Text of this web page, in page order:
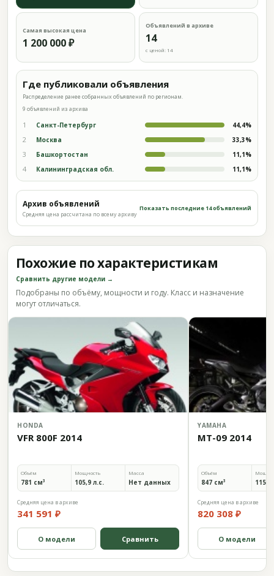
Самая высокая цена
1 200 000 ₽
Объявлений в архиве
14
с ценой: 14
Где публиковали объявления
Распределение ранее собранных объявлений по регионам.
9 объявлений из архива
1 Санкт-Петербург 44,4%
2 Москва 33,3%
3 Башкортостан 11,1%
4 Калининградская обл. 11,1%
Архив объявлений
Средняя цена рассчитана по всему архиву
Показать последние 14 объявлений
Похожие по характеристикам
Сравнить другие модели →
Подобраны по объёму, мощности и году. Класс и назначение
могут отличаться.
HONDA
VFR 800F 2014
Объём
781 см³
Мощность
105,9 л.с.
Масса
Нет данных
Средняя цена в архиве
341 591 ₽
О модели Сравнить
YAMAHA
MT-09 2014
Объём
847 см³ 115
Средняя цена в архиве
820 308 ₽
О модели